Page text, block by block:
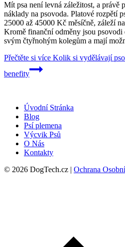
Mít psa není levná záležitost, a právě
náklady na psovoda. Platové rozpětí
25000 až 45000 Kč měsíčně, záleží
Kromě finanční odměny jsou psovodi
svým čtyřnohým kolegům a mají
Přečtěte si více Kolik si vydělávají
benefity
Úvodní Stránka
Blog
Psí plemena
Výcvik Psů
O Nás
Kontakty
© 2026 DogTech.cz | Ochrana